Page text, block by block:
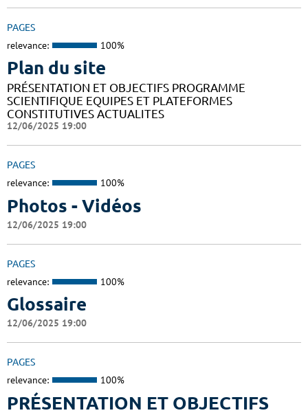
PAGES
relevance: 100%
Plan du site
PRÉSENTATION ET OBJECTIFS PROGRAMME
SCIENTIFIQUE EQUIPES ET PLATEFORMES
CONSTITUTIVES ACTUALITES
12/06/2025 19:00
PAGES
relevance: 100%
Photos - Vidéos
12/06/2025 19:00
PAGES
relevance: 100%
Glossaire
12/06/2025 19:00
PAGES
relevance: 100%
PRÉSENTATION ET OBJECTIFS